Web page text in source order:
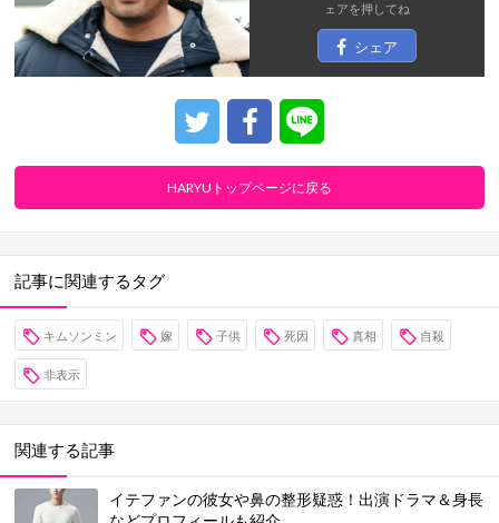
ェアを押してね
シェア
HARYUトップページに戻る
記事に関連するタグ
キムソンミン 嫁 子供 死因 真相 自殺
非表示
関連する記事
イテファンの彼女や鼻の整形疑惑！出演ドラマ＆身長